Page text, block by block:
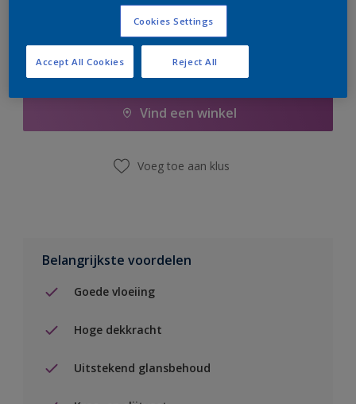
Boodschappenlijst
Vind een winkel
Voeg toe aan klus
Belangrijkste voordelen
Goede vloeiing
Hoge dekkracht
Uitstekend glansbehoud
Cookies Settings
Reject All
Accept All Cookies